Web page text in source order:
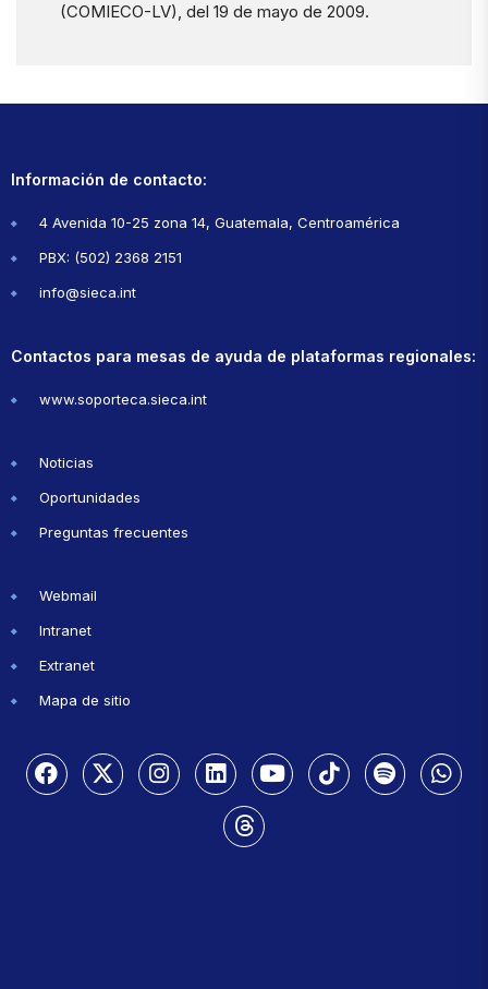
(COMIECO-LV), del 19 de mayo de 2009.
Información de contacto:
4 Avenida 10-25 zona 14, Guatemala, Centroamérica
PBX: (502) 2368 2151
info@sieca.int
Contactos para mesas de ayuda de plataformas regionales:
www.soporteca.sieca.int
Noticias
Oportunidades
Preguntas frecuentes
Webmail
Intranet
Extranet
Mapa de sitio